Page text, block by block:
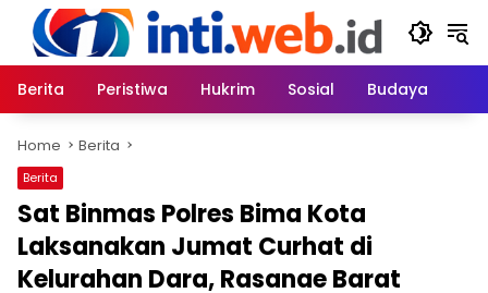
content
Berita
Peristiwa Hukrim Sosial Budaya
Home Berita
Berita
Sat Binmas Polres Bima Kota
Laksanakan Jumat Curhat di
Kelurahan Dara, Rasanae Barat